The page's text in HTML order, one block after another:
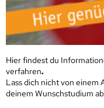
Hier findest du
verfahren.
Lass dich nicht von
deinem Wunschstudium